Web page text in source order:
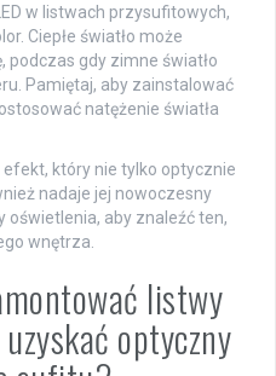
w listwach przysufitowych,
Ciepłe światło może
gdy zimne światło
Pamiętaj, aby zainstalować
natężenie światła
który nie tylko optycznie
nadaje jej nowoczesny
oświetlenia, aby znaleźć ten,
wnętrza.
listwy
optyczny